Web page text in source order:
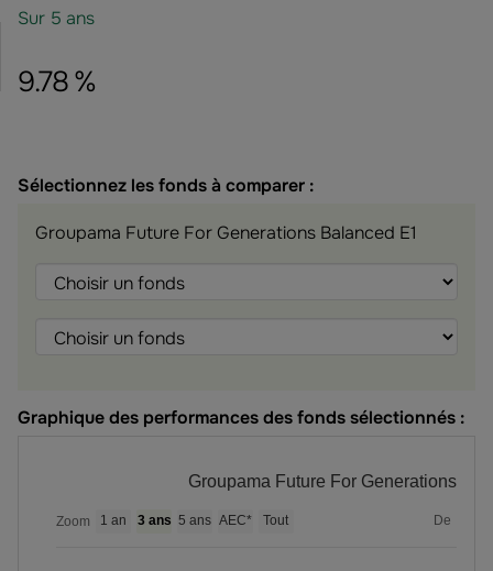
Sur 5 ans
9.78 %
Sélectionnez les fonds à comparer :
Groupama Future For Generations Balanced E1
Graphique des performances des fonds sélectionnés :